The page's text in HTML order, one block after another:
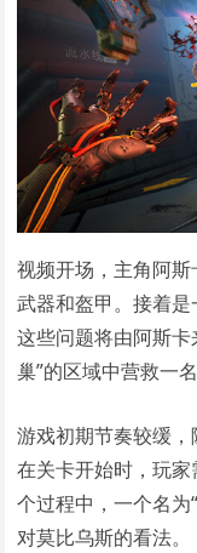
视频开场，主角阿斯
武器和盔甲。接着
这些问题将由阿斯
巢”的区域中营救一名
游戏初期节奏较缓，
在关卡开始时，玩
个过程中，一个名为
对莫比乌斯的看法。